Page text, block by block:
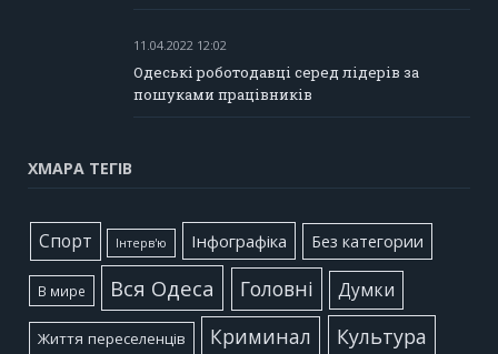
11.04.2022 12:02
Одеські роботодавці серед лідерів за
пошуками працівників
ХМАРА ТЕГІВ
Cпорт Інтерв'ю Інфографіка Без категории
В мире Вся Одеса Головні Думки
Життя переселенців Криминал Культура